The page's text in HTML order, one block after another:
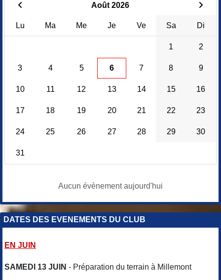
Août 2026
Lu Ma Me Je Ve Sa Di
1 2
3 4 5 6 7 8 9
10 11 12 13 14 15 16
17 18 19 20 21 22 23
24 25 26 27 28 29 30
31
Aucun évènement aujourd'hui
DATES DES EVENEMENTS DU CLUB
EN JUIN
SAMEDI 13 JUIN - Préparation du terrain à Millemont